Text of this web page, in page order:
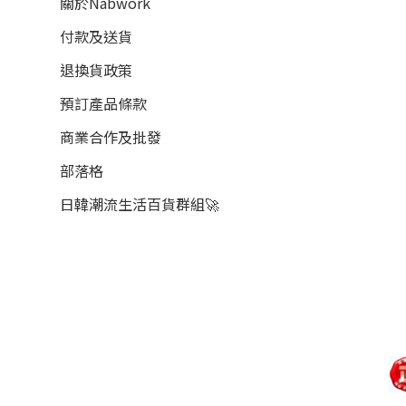
付款及送貨
退換貨政策
預訂產品條款
商業合作及批發
部落格
日韓潮流生活百貨群組🚀